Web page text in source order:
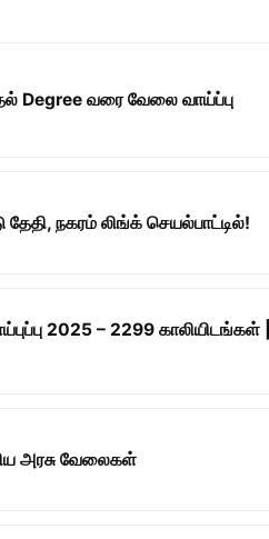
Degree வரை வேலை வாய்ப்பு
நகரம் லிங்க் செயல்பாட்டில்!
2025 – 2299 காலியிடங்கள் ||
அரசு வேலைகள்